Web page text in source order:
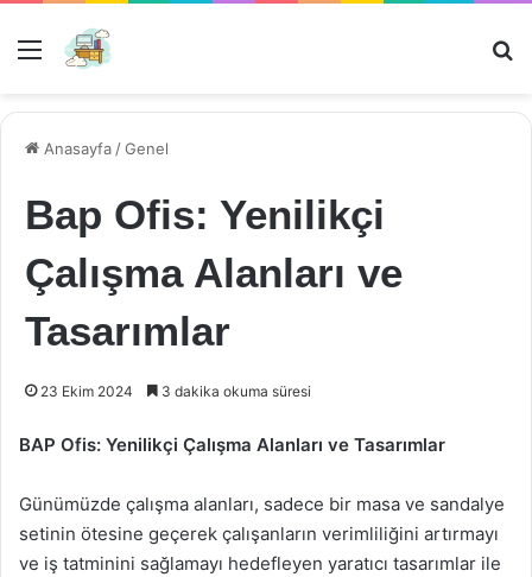
Menü
Anasayfa /Genel
Bap Ofis: Yenilikçi
Çalışma Alanları ve
Tasarımlar
23 Ekim 2024 3 dakika okuma süresi
BAP Ofis: Yenilikçi Çalışma Alanları ve Tasarımlar
Günümüzde çalışma alanları, sadece bir masa ve sandalye
setinin ötesine geçerek çalışanların verimliliğini artırmayı
ve iş tatminini sağlamayı hedefleyen yaratıcı tasarımlar ile